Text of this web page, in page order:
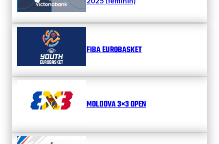
FIBA EUROBASKET
MOLDOVA 3×3 OPEN